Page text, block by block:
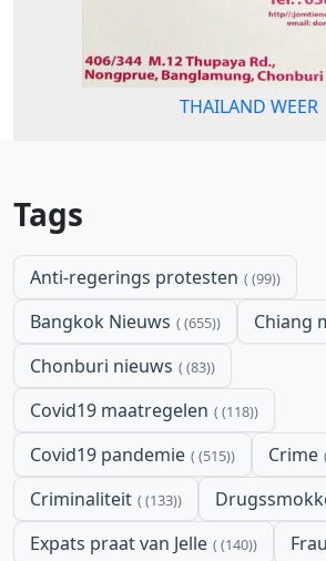
THAILAND WEER
Tags
Anti-regerings protesten (99)
Bangkok Nieuws (655) Chiang
Chonburi nieuws (83)
Covid19 maatregelen (118)
Covid19 pandemie (515) Crime
Criminaliteit (133)
Expats praat van Jelle (140)